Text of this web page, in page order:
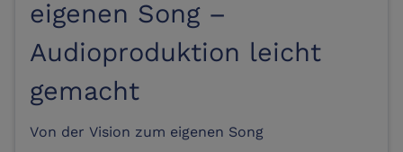
eigenen Song –
Audioproduktion leicht
gemacht
Von der Vision zum eigenen Song